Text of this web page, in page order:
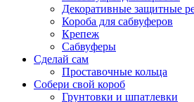
Декоративные защитные
Короба для сабвуферов
Крепеж
Сабвуферы
Сделай сам
Проставочные кольца
Собери свой короб
Грунтовки и шпатлевки